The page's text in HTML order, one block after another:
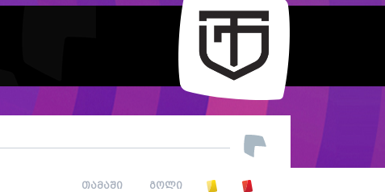
თამაში გოლი